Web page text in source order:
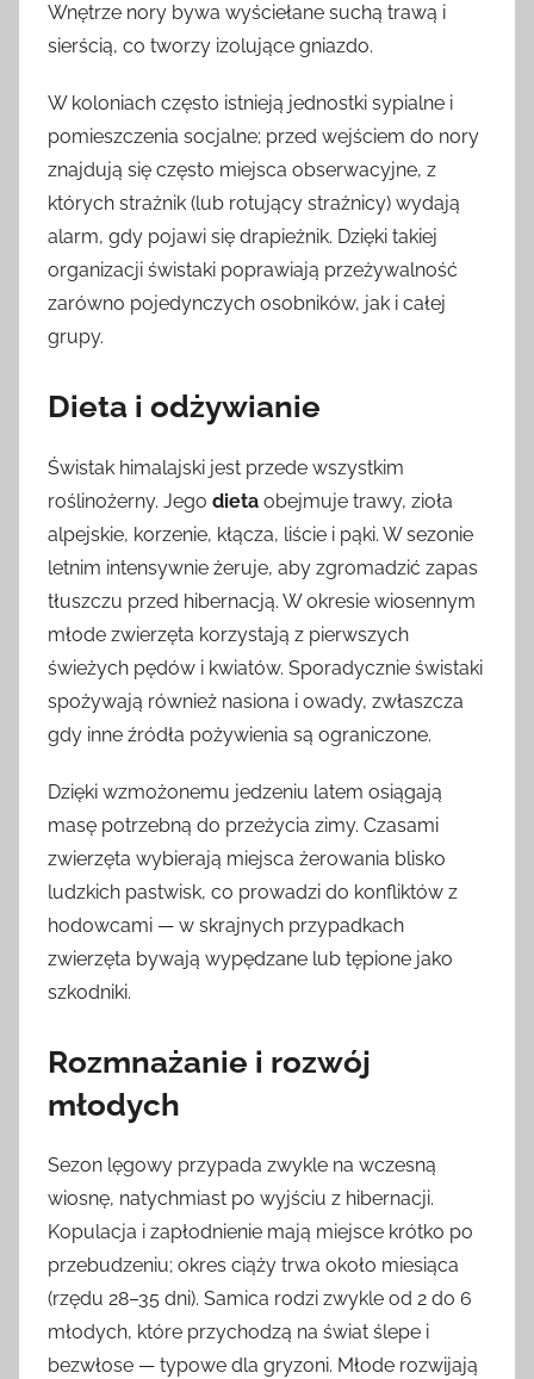
Wnętrze nory bywa wyściełane suchą trawą i
sierścią, co tworzy izolujące gniazdo.
W koloniach często istnieją jednostki sypialne i
pomieszczenia socjalne; przed wejściem do nory
znajdują się często miejsca obserwacyjne, z
których strażnik (lub rotujący strażnicy) wydają
alarm, gdy pojawi się drapieżnik. Dzięki takiej
organizacji świstaki poprawiają przeżywalność
zarówno pojedynczych osobników, jak i całej
grupy.
Dieta i odżywianie
Świstak himalajski jest przede wszystkim
roślinożerny. Jego dieta obejmuje trawy, zioła
alpejskie, korzenie, kłącza, liście i pąki. W sezonie
letnim intensywnie żeruje, aby zgromadzić zapas
tłuszczu przed hibernacją. W okresie wiosennym
młode zwierzęta korzystają z pierwszych
świeżych pędów i kwiatów. Sporadycznie świstaki
spożywają również nasiona i owady, zwłaszcza
gdy inne źródła pożywienia są ograniczone.
Dzięki wzmożonemu jedzeniu latem osiągają
masę potrzebną do przeżycia zimy. Czasami
zwierzęta wybierają miejsca żerowania blisko
ludzkich pastwisk, co prowadzi do konfliktów z
hodowcami — w skrajnych przypadkach
zwierzęta bywają wypędzane lub tępione jako
szkodniki.
Rozmnażanie i rozwój
młodych
Sezon lęgowy przypada zwykle na wczesną
wiosnę, natychmiast po wyjściu z hibernacji.
Kopulacja i zapłodnienie mają miejsce krótko po
przebudzeniu; okres ciąży trwa około miesiąca
(rzędu 28–35 dni). Samica rodzi zwykle od 2 do 6
młodych, które przychodzą na świat ślepe i
bezwłose — typowe dla gryzoni. Młode rozwijają